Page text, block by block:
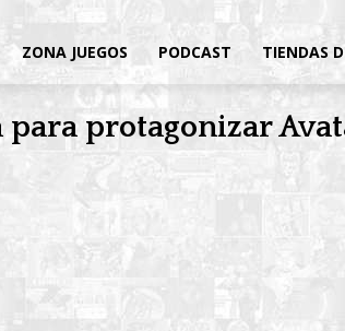
ZONA JUEGOS PODCAST TIENDAS
protagonizar